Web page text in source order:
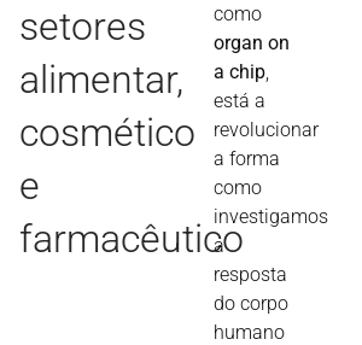
setores
alimentar,
cosmético
e
farmacêutico
como
organ on
a chip
está a
revolucionar
a forma
como
investigamos
a
resposta
do corpo
humano